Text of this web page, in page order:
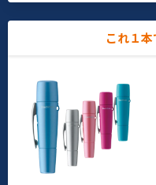
これ１本